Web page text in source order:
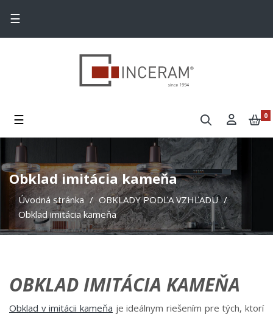
Toggle navigation
☰
Toggle navigation
☰ 0
Obklad imitácia kameňa
Úvodná stránka
OBKLADY PODĽA VZHĽADU
Obklad imitácia kameňa
OBKLAD IMITÁCIA KAMEŇA
Obklad v imitácii kameňa je ideálnym riešením pre tých, ktorí